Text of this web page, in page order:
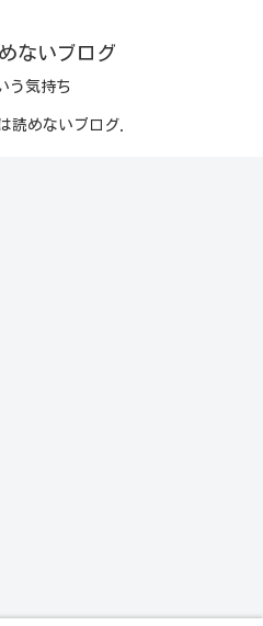
ないブログ
う気持ち
読めないブログ.